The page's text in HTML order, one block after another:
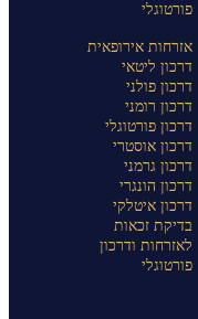
פורטוגלי
אזרחות אירופאית
דרכון ליטאי
דרכון פולני
דרכון רומני
דרכון פורטוגלי
דרכון אוסטרי
דרכון גרמני
דרכון הונגרי
דרכון איטלקי
בדיקת זכאות
לאזרחות ודרכון
פורטוגלי